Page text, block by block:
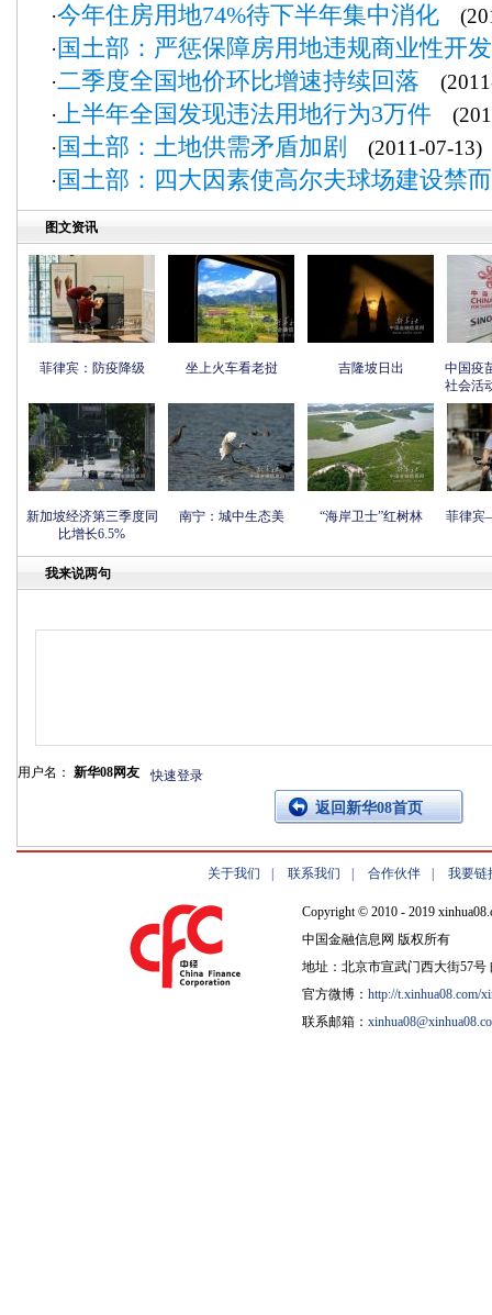
·今年住房用地74%待下半年集中消化
·国土部：严惩保障房用地违规商业性开发
·二季度全国地价环比增速持续回落
·上半年全国发现违法用地行为3万件
·国土部：土地供需矛盾加剧
(2011-07-13)
·国土部：四大因素使高尔夫球场建设禁
图文资讯
菲律宾：防疫降级 坐上火车看老挝 吉隆坡日出
中国疫
社会活
新加坡经济第三季度同
比增长6.5%
南宁：城中生态美 “海岸卫士”红树林 菲律宾
我来说两句
用户名： 新华08网友 快速登录
返回新华08首页
关于我们 联系我们 合作伙伴 我要链
Copyright © 2010 - 2019
中国金融信息网 版权所有
地址：北京市宣武门西大街57号
官方微博： http://t.xinhua08.com/
联系邮箱：